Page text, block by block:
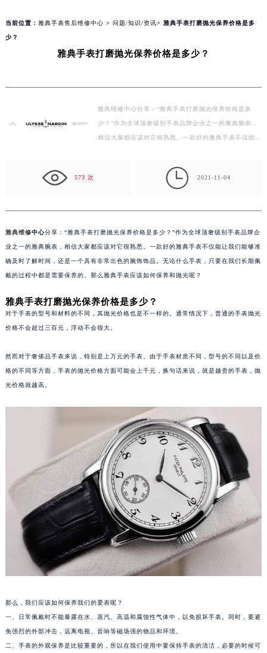
当前位置： 雅典手表售后维修中心 > 问题/知识/资讯> 雅典手表打磨抛光保养价格是多
少？
雅典手表打磨抛光保养价格是多少？
雅典维修中心分享：“雅典手表打磨抛光保养价格是多
少？”作为全球顶奢级别手表品牌企业之一的雅典腕表，
相信大家都应该对它很熟悉。一款好的雅典手表不仅能让
573 次
 2021-11-04
雅典维修中心分享：“雅典手表打磨抛光保养价格是多少？”作为全球顶奢级别手表品牌企
业之一的雅典腕表，相信大家都应该对它很熟悉。一款好的雅典手表不仅能让我们能够准
确及时了解时间，还是一个具有非常出色的腕饰饰品。无论什么手表，只要在我们长期佩
戴的过程中都是需要保养的。那么雅典手表应该如何保养和抛光呢？
雅典手表打磨抛光保养价格是多少？
对于手表的型号和材料的不同，其抛光价格也是不一样的。通常情况下，普通的手表抛光
价格不会超过三百元，浮动不会很大。
然而对于奢侈品手表来说，特别是上万元的手表。由于手表材质不同，型号的不同以及价
格的不同等方面，手表的抛光价格方面可能会上千元，换句话来说，就是越贵的手表，抛
光价格就越高。
那么，我们应该如何保养我们的爱表呢？
一、日常佩戴时不能暴露在水、蒸汽、高温和腐蚀性气体中，以免损坏手表。同时，要避
免强烈的外部冲击，远离电视、音响等磁场强的物品和环境。
二、手表的外观保养是比较重要的，所以在我们使用中要保持手表的清洁，必要的时候可